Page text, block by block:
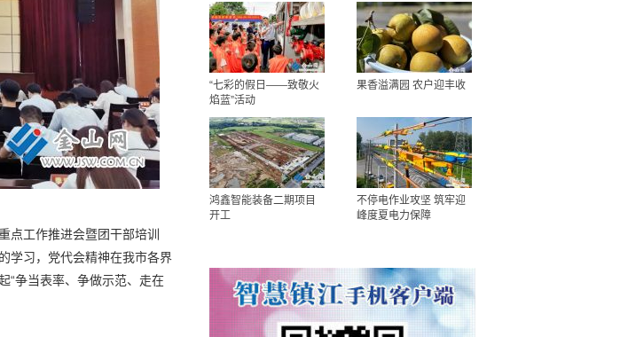
点工作推进会暨团干部培训
学习，党代会精神在我市各界
“争当表率、争做示范、走在
“七彩的假日——致敬火
焰蓝”活动
果香溢满园 农户迎丰收
鸿鑫智能装备二期项目
开工
不停电作业攻坚 筑牢迎
峰度夏电力保障